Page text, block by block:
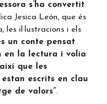
s’ha convertit
Jesica León, que és
les il·lustracions i els
un conte pensat
en la lectura i volia
que les
escrits en clau
de valors”.